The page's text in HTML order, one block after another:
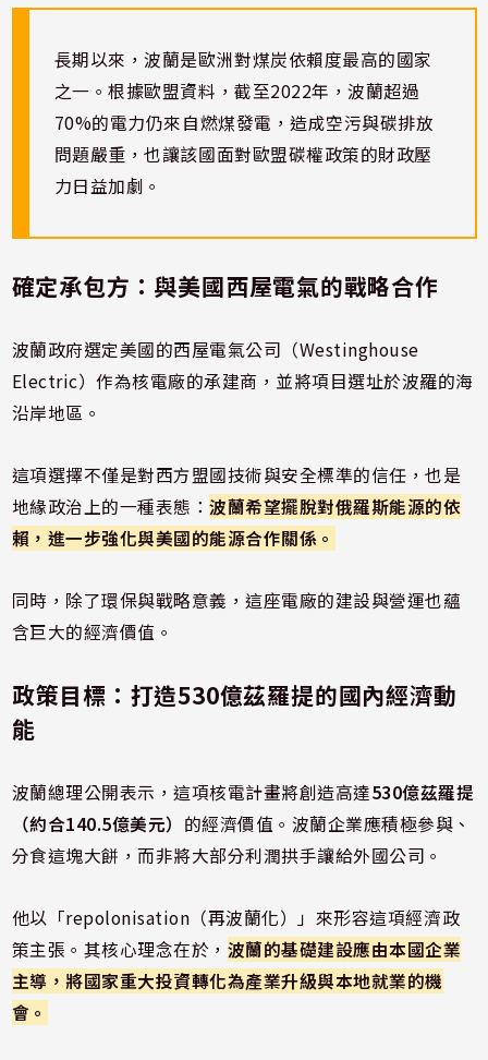
長期以來，波蘭是歐洲對煤炭依賴度最高的國家
之一。根據歐盟資料，截至2022年，波蘭超過
70%的電力仍來自燃煤發電，造成空污與碳排放
問題嚴重，也讓該國面對歐盟碳權政策的財政壓
力日益加劇。
確定承包方：與美國西屋電氣的戰略合作
波蘭政府選定美國的西屋電氣公司（Westinghouse
Electric）作為核電廠的承建商，並將項目選址於波羅的海
沿岸地區。
這項選擇不僅是對西方盟國技術與安全標準的信任，也是
地緣政治上的一種表態：波蘭希望擺脫對俄羅斯能源的依
賴，進一步強化與美國的能源合作關係。
同時，除了環保與戰略意義，這座電廠的建設與營運也蘊
含巨大的經濟價值。
政策目標：打造530億茲羅提的國內經濟動
能
波蘭總理公開表示，這項核電計畫將創造高達530億茲羅提
（約合140.5億美元） 的經濟價值。波蘭企業應積極參與、
分食這塊大餅，而非將大部分利潤拱手讓給外國公司。
他以「repolonisation（再波蘭化）」來形容這項經濟政
策主張。其核心理念在於， 波蘭的基礎建設應由本國企業
主導，將國家重大投資轉化為產業升級與本地就業的機
會。